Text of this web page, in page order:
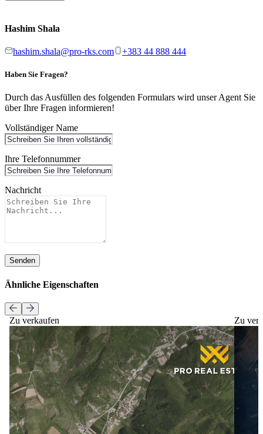
Hashim Shala
hashim.shala@pro-rks.com +383 44 888 444
Haben Sie Fragen?
Durch das Ausfüllen des folgenden Formulars wird unser Agent Sie
über Ihre Fragen informieren!
Vollständiger Name
Ihre Telefonnummer
Nachricht
Senden
Ähnliche Eigenschaften
Zu verkaufen Zu